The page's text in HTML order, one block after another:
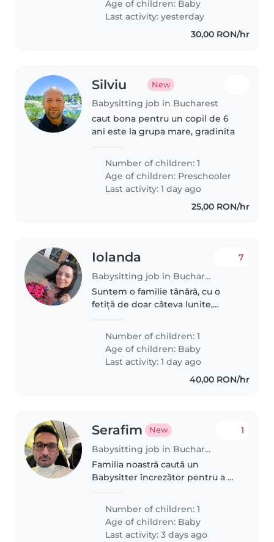
playtime activities for our little..
Age of children: Baby
Last activity: yesterday
30,00 RON/hr
Silviu New
Babysitting job in Bucharest
caut bona pentru un copil de 6
ani este la grupa mare, gradinita
Number of children: 1
Age of children: Preschooler
Last activity: 1 day ago
25,00 RON/hr
Iolanda
Babysitting job in Bucharest
7
Suntem o familie tânără, cu o
fetiță de doar câteva lunite,
empatic căre sa ne ajute cu
bebelina noastră și alte treburi
casnice minore, de rutina.
Number of children: 1
Age of children: Baby
Last activity: 1 day ago
40,00 RON/hr
Serafim New
Babysitting job in Bucharest
1
Familia noastră caută un
Babysitter încrezător pentru a ne
nostru este curios, prietenos și
calm, deci căutăm pe cineva
calm și plin de bunătate. Dacă..
Number of children: 1
Age of children: Baby
Last activity: 3 days ago